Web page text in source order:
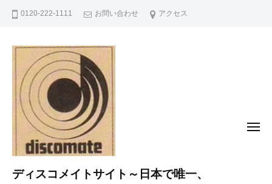
0120-222-1111 お問い合わせ アクセス
ディスコメイトサイト～日本で唯一、
メ